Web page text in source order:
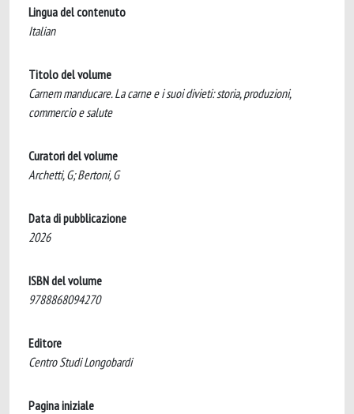
Lingua del contenuto
Italian
Titolo del volume
Carnem manducare. La carne e i suoi divieti: storia, produzioni,
commercio e salute
Curatori del volume
Archetti, G; Bertoni, G
Data di pubblicazione
2026
ISBN del volume
9788868094270
Editore
Centro Studi Longobardi
Pagina iniziale